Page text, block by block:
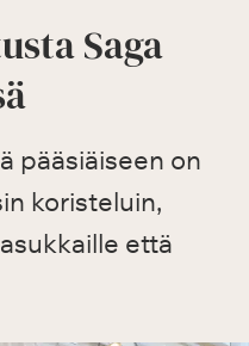
Saga
pääsiäiseen on
koristeluin,
että